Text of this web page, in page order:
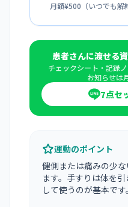
月額¥500 （いつでも解
患者さんに渡せる
チェックシート・記録
お知らせは
7点セ
運動のポイント
健側または痛みの少
ます。手すりは体を
して使うのが基本です。